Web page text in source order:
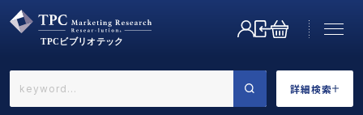
詳細検索
←戻る